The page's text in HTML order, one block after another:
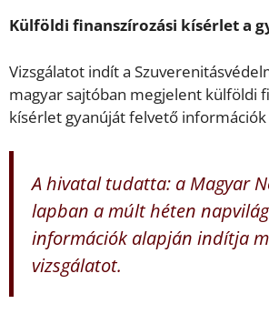
Külföldi finanszírozási kísérlet a
Vizsgálatot indít a
magyar sajtóban megjelent külföldi
kísérlet gyanúját felvető információk
A hivatal tudatta: a Magyar
lapban a múlt héten
információk alapján indítja
vizsgálatot.